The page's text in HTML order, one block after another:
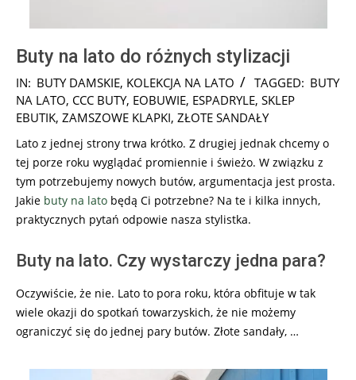
Buty na lato do różnych stylizacji
2026-
02-
17
IN: BUTY DAMSKIE, KOLEKCJA NA LATO TAGGED: BUTY
NA LATO, CCC BUTY, EOBUWIE, ESPADRYLE, SKLEP
EBUTIK, ZAMSZOWE KLAPKI, ZŁOTE SANDAŁY
Lato z jednej strony trwa krótko. Z drugiej jednak chcemy o
tej porze roku wyglądać promiennie i świeżo. W związku z
tym potrzebujemy nowych butów, argumentacja jest prosta.
Jakie buty na lato będą Ci potrzebne? Na te i kilka innych,
praktycznych pytań odpowie nasza stylistka.
Buty na lato. Czy wystarczy jedna para?
Oczywiście, że nie. Lato to pora roku, która obfituje w tak
wiele okazji do spotkań towarzyskich, że nie możemy
ograniczyć się do jednej pary butów. Złote sandały, …